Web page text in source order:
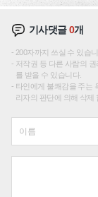
기사댓글0개
200자까지 쓰실 수 있습
저작권 등 다른 사람의
를 받을 수 있습니다.
타인에게 불쾌감을 주는
리자의 판단에 의해 삭제